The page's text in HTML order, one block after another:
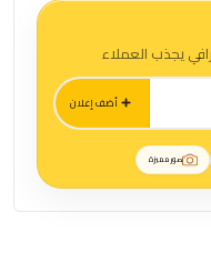
يجذب العملاء
أضف إعلان
صور مميزة